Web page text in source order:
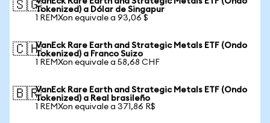
🇸🇬Tokenized) a Dólar de Singapur
1 REMXon equivale a 93,06 $
🇨🇭VanEck Rare Earth and Strategic Metals ETF (Ondo
Tokenized) a Franco Suizo
1 REMXon equivale a 58,68 CHF
🇧🇷VanEck Rare Earth and Strategic Metals ETF (Ondo
Tokenized) a Real brasileño
1 REMXon equivale a 371,86 R$